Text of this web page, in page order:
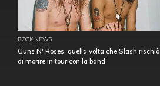
ROCK NEWS
Guns N' Roses, quella volta che Slash rischiò
di morire in tour con la band